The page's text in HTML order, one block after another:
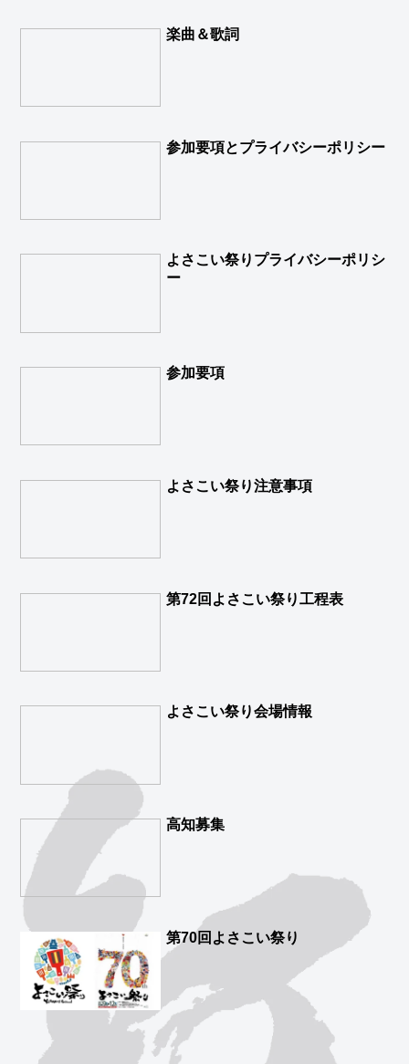
楽曲＆歌詞
参加要項とプライバシーポリシー
よさこい祭りプライバシーポリシ
ー
参加要項
よさこい祭り注意事項
第72回よさこい祭り工程表
よさこい祭り会場情報
高知募集
第70回よさこい祭り